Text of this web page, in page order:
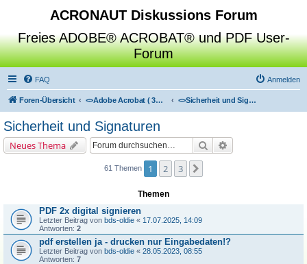
ACRONAUT Diskussions Forum
Freies ADOBE® ACROBAT® und PDF User-
Forum
FAQ Anmelden
Foren-Übersicht <>Adobe Acrobat ( 3D / Professional / Standard / Reader / Distiller ) <>Sicherheit und Signaturen
Sicherheit und Signaturen
Neues Thema Suche
61 Themen 1 2 3
Themen
PDF 2x digital signieren
Letzter Beitrag von bds-oldie « 17.07.2025, 14:09
Antworten: 2
pdf erstellen ja - drucken nur Eingabedaten!?
Letzter Beitrag von bds-oldie « 28.05.2023, 08:55
Antworten: 7